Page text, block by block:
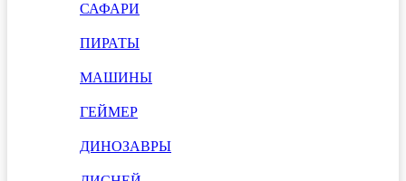
САФАРИ
ПИРАТЫ
МАШИНЫ
ГЕЙМЕР
ДИНОЗАВРЫ